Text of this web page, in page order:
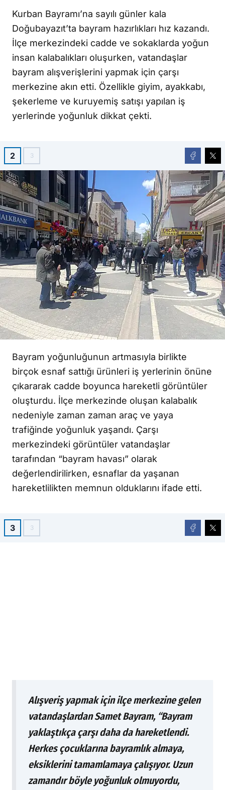
Kurban Bayramı’na sayılı günler kala
Doğubayazıt’ta bayram hazırlıkları hız kazandı.
İlçe merkezindeki cadde ve sokaklarda yoğun
insan kalabalıkları oluşurken, vatandaşlar
bayram alışverişlerini yapmak için çarşı
merkezine akın etti. Özellikle giyim, ayakkabı,
şekerleme ve kuruyemiş satışı yapılan iş
yerlerinde yoğunluk dikkat çekti.
2 3
Bayram yoğunluğunun artmasıyla birlikte
birçok esnaf sattığı ürünleri iş yerlerinin önüne
çıkararak cadde boyunca hareketli görüntüler
oluşturdu. İlçe merkezinde oluşan kalabalık
nedeniyle zaman zaman araç ve yaya
trafiğinde yoğunluk yaşandı. Çarşı
merkezindeki görüntüler vatandaşlar
tarafından “bayram havası” olarak
değerlendirilirken, esnaflar da yaşanan
hareketlilikten memnun olduklarını ifade etti.
3 3
Alışveriş yapmak için ilçe merkezine gelen
vatandaşlardan Samet Bayram, “Bayram
yaklaştıkça çarşı daha da hareketlendi.
Herkes çocuklarına bayramlık almaya,
eksiklerini tamamlamaya çalışıyor. Uzun
zamandır böyle yoğunluk olmuyordu,